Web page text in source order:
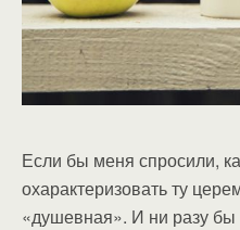
Если бы меня спросили,
охарактеризовать ту
«душевная». И ни разу